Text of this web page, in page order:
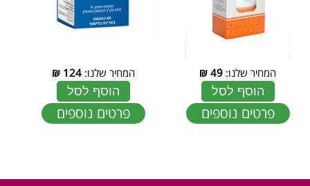
המחיר שלנו: 49
₪
הוסף לסל
פרטים נוספים
המחיר שלנו:124
₪
הוסף לסל
פרטים נוספים